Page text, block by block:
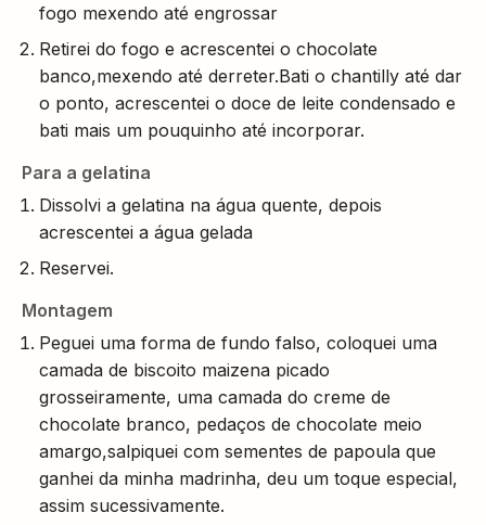
fogo mexendo até engrossar
Retirei do fogo e acrescentei o chocolate
banco,mexendo até derreter.Bati o chantilly até dar
o ponto, acrescentei o doce de leite condensado e
bati mais um pouquinho até incorporar.
Para a gelatina
Dissolvi a gelatina na água quente, depois
acrescentei a água gelada
Reservei.
Montagem
Peguei uma forma de fundo falso, coloquei uma
camada de biscoito maizena picado
grosseiramente, uma camada do creme de
chocolate branco, pedaços de chocolate meio
amargo,salpiquei com sementes de papoula que
ganhei da minha madrinha, deu um toque especial,
assim sucessivamente.